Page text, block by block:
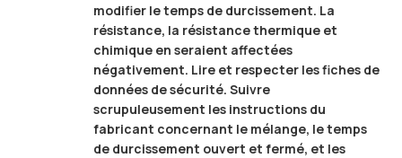
modifier le temps de durcissement. La
résistance, la résistance thermique et
chimique en seraient affectées
négativement. Lire et respecter les fiches de
données de sécurité. Suivre
scrupuleusement les instructions du
fabricant concernant le mélange, le temps
de durcissement ouvert et fermé, et les